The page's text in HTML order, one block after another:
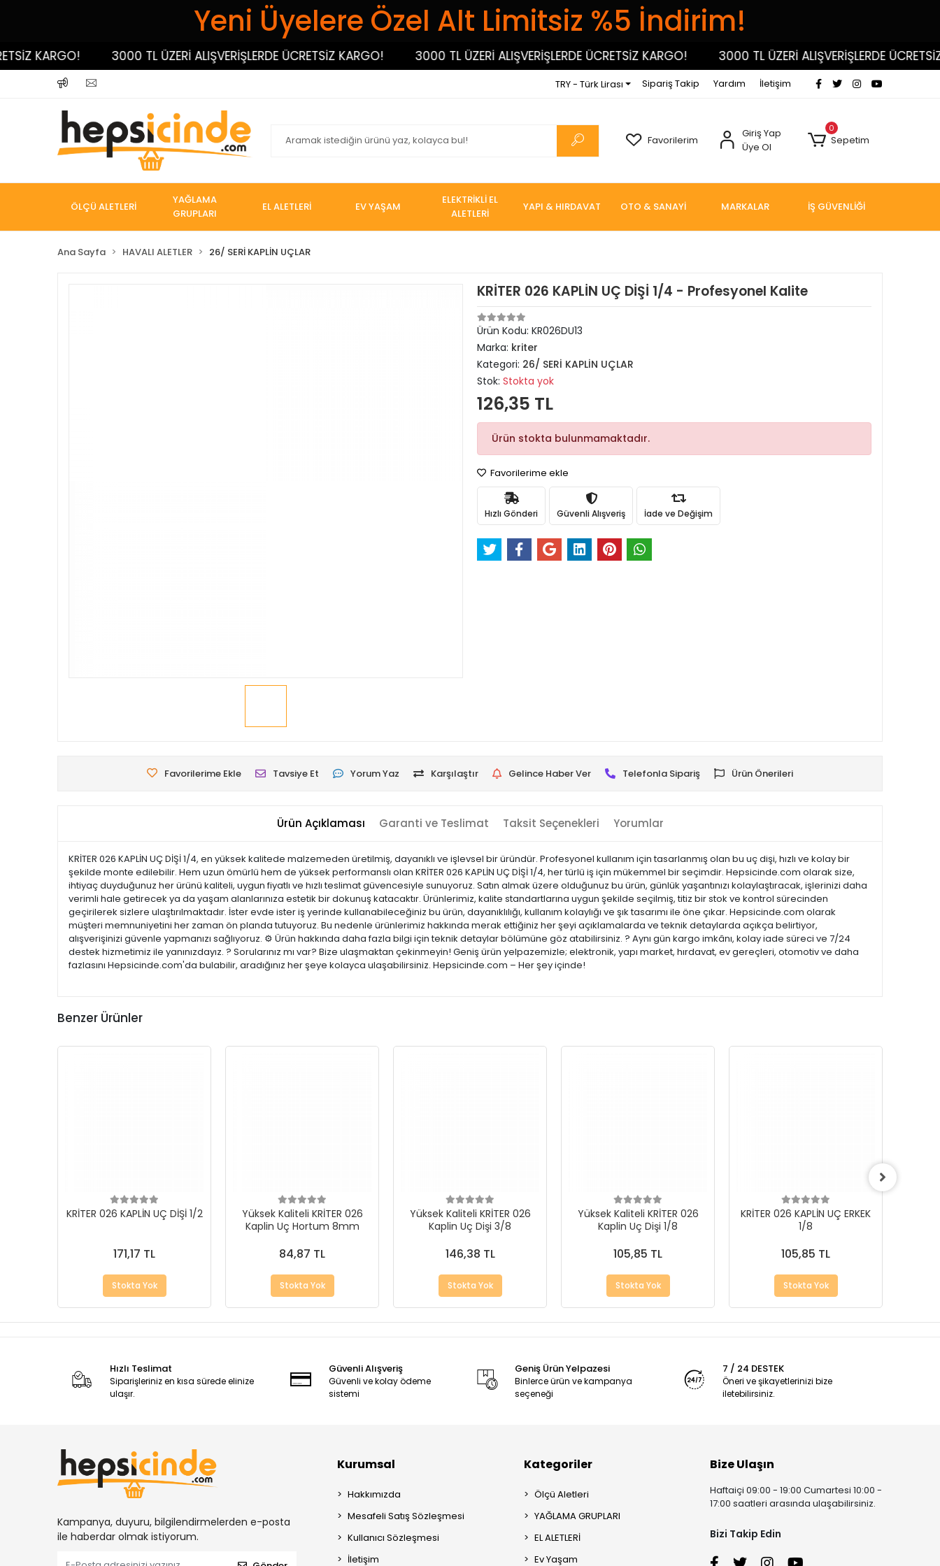
Yeni Üyelere Özel Alt Limitsiz %5 İndirim!
KARGO! 3000 TL ÜZERİ ALIŞVERİŞLERDE ÜCRETSİZ KARGO! 3000 TL ÜZERİ ALIŞVERİŞLERDE ÜCRETSİZ KARGO! 3000 TL ÜZERİ ALIŞVERİŞLERDE ÜCRETSİZ
TRY - Türk Lirası Sipariş Takip Yardım İletişim
Favorilerim
Giriş Yap
Üye Ol
0
Sepetim
ÖLÇÜ ALETLERİ
YAĞLAMA
GRUPLARI
EL ALETLERİ EV YAŞAM
ELEKTRİKLİ EL
ALETLERİ
YAPI & HIRDAVAT OTO & SANAYİ MARKALAR İŞ GÜVENLİĞİ
Ana Sayfa HAVALI ALETLER 26/ SERİ KAPLİN UÇLAR
KRİTER 026 KAPLİN UÇ DİŞİ 1/4 - Profesyonel Kalite
Ürün Kodu: KR026DU13
Marka: kriter
Kategori: 26/ SERİ KAPLİN UÇLAR
Stok: Stokta yok
126,35 TL
Ürün stokta bulunmamaktadır.
Favorilerime ekle
Hızlı Gönderi Güvenli Alışveriş İade ve Değişim
Favorilerime Ekle Tavsiye Et Yorum Yaz Karşılaştır Gelince Haber Ver Telefonla Sipariş Ürün Önerileri
Ürün Açıklaması Garanti ve Teslimat Taksit Seçenekleri Yorumlar
KRİTER 026 KAPLİN UÇ DİŞİ 1/4, en yüksek kalitede malzemeden üretilmiş, dayanıklı ve işlevsel bir üründür. Profesyonel kullanım için tasarlanmış olan bu uç dişi, hızlı ve kolay bir
şekilde monte edilebilir. Hem uzun ömürlü hem de yüksek performanslı olan KRİTER 026 KAPLİN UÇ DİŞİ 1/4, her türlü iş için mükemmel bir seçimdir. Hepsicinde.com olarak size,
ihtiyaç duyduğunuz her ürünü kaliteli, uygun fiyatlı ve hızlı teslimat güvencesiyle sunuyoruz. Satın almak üzere olduğunuz bu ürün, günlük yaşantınızı kolaylaştıracak, işlerinizi daha
verimli hale getirecek ya da yaşam alanlarınıza estetik bir dokunuş katacaktır. Ürünlerimiz, kalite standartlarına uygun şekilde seçilmiş, titiz bir stok ve kontrol sürecinden
geçirilerek sizlere ulaştırılmaktadır. İster evde ister iş yerinde kullanabileceğiniz bu ürün, dayanıklılığı, kullanım kolaylığı ve şık tasarımı ile öne çıkar. Hepsicinde.com olarak
müşteri memnuniyetini her zaman ön planda tutuyoruz. Bu nedenle ürünlerimiz hakkında merak ettiğiniz her şeyi açıklamalarda ve teknik detaylarda açıkça belirtiyor,
alışverişinizi güvenle yapmanızı sağlıyoruz. ⚙️ Ürün hakkında daha fazla bilgi için teknik detaylar bölümüne göz atabilirsiniz. ? Aynı gün kargo imkânı, kolay iade süreci ve 7/24
destek hizmetimiz ile yanınızdayız. ? Sorularınız mı var? Bize ulaşmaktan çekinmeyin! Geniş ürün yelpazemizle; elektronik, yapı market, hırdavat, ev gereçleri, otomotiv ve daha
fazlasını Hepsicinde.com'da bulabilir, aradığınız her şeye kolayca ulaşabilirsiniz. Hepsicinde.com – Her şey içinde!
Benzer Ürünler
KRİTER 026 KAPLİN UÇ DİŞİ 1/2
171,17 TL
Stokta Yok
Yüksek Kaliteli KRİTER 026
Kaplin Uç Hortum 8mm
84,87 TL
Stokta Yok
Yüksek Kaliteli KRİTER 026
Kaplin Uç Dişi 3/8
146,38 TL
Stokta Yok
Yüksek Kaliteli KRİTER 026
Kaplin Uç Dişi 1/8
105,85 TL
Stokta Yok
KRİTER 026 KAPLİN UÇ ERKEK
1/8
105,85 TL
Stokta Yok
Hızlı Teslimat
Siparişleriniz en kısa sürede elinize
ulaşır.
Güvenli Alışveriş
Güvenli ve kolay ödeme
sistemi
Geniş Ürün Yelpazesi
Binlerce ürün ve kampanya
seçeneği
7 / 24 DESTEK
Öneri ve şikayetlerinizi bize
iletebilirsiniz.
Kampanya, duyuru, bilgilendirmelerden e-posta
ile haberdar olmak istiyorum.
Kurumsal
Hakkımızda
Mesafeli Satış Sözleşmesi
Kullanıcı Sözleşmesi
İletişim
Kategoriler
Ölçü Aletleri
YAĞLAMA GRUPLARI
EL ALETLERİ
Ev Yaşam
Bize Ulaşın
Haftaiçi 09:00 - 19:00 Cumartesi 10:00 -
17:00 saatleri arasında ulaşabilirsiniz.
Bizi Takip Edin